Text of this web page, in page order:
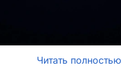
Читать полностью